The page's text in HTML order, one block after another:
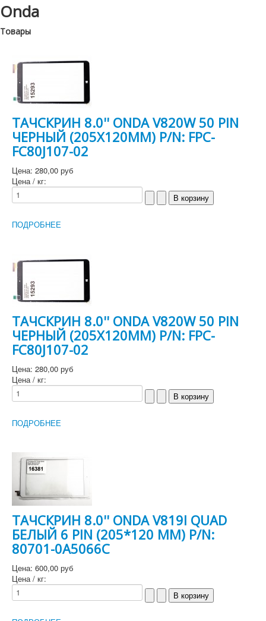
Onda
Товары
ТАЧСКРИН 8.0'' ONDA V820W 50 PIN
ЧЕРНЫЙ (205Х120MM) P/N: FPC-
FC80J107-02
Цена: 280,00 руб
Цена / кг:
ПОДРОБНЕЕ
ТАЧСКРИН 8.0'' ONDA V820W 50 PIN
ЧЕРНЫЙ (205Х120MM) P/N: FPC-
FC80J107-02
Цена: 280,00 руб
Цена / кг:
ПОДРОБНЕЕ
ТАЧСКРИН 8.0'' ONDA V819I QUAD
БЕЛЫЙ 6 PIN (205*120 MM) P/N:
80701-0A5066C
Цена: 600,00 руб
Цена / кг: